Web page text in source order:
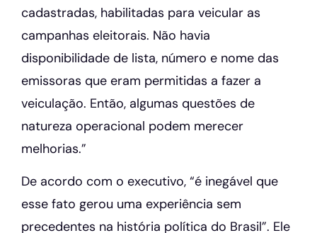
cadastradas, habilitadas para veicular as
campanhas eleitorais. Não havia
disponibilidade de lista, número e nome das
emissoras que eram permitidas a fazer a
veiculação. Então, algumas questões de
natureza operacional podem merecer
melhorias.”
De acordo com o executivo, “é inegável que
esse fato gerou uma experiência sem
precedentes na história política do Brasil”. Ele